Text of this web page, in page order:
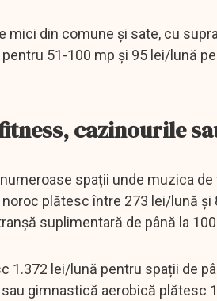
mici din comune și sate, cu
51-100 mp și 95 lei/lună
cazinourile
spații unde muzica
plătesc între 273 lei/lună
suplimentară de până la
1.372 lei/lună pentru spații de
gimnastică aerobică plătesc